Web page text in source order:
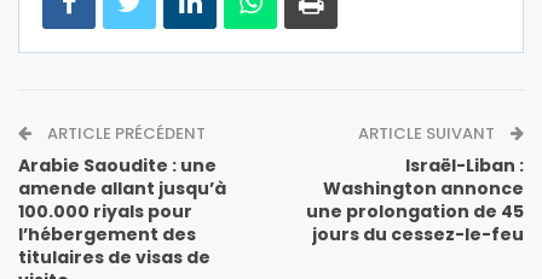
ARTICLE PRÉCÉDENT
Arabie Saoudite : une
amende allant jusqu’à
100.000 riyals pour
l’hébergement des
titulaires de visas de
ARTICLE SUIVANT
Israël-Liban :
Washington annonce
une prolongation de 45
jours du cessez-le-feu